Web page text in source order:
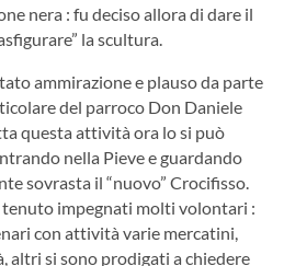
nera : fu deciso allora di dare il
la scultura.
ammirazione e plauso da parte
del parroco Don Daniele
questa attività ora lo si può
nella Pieve e guardando
sovrasta il “nuovo” Crocifisso.
impegnati molti volontari :
con attività varie mercatini,
altri si sono prodigati a chiedere